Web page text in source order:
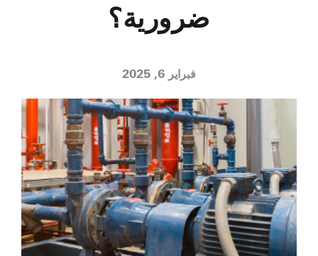
ضرورية؟
فبراير 6, 2025